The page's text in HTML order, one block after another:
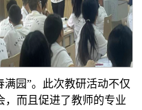
园”。此次教研活动不仅
，而且促进了教师的专业